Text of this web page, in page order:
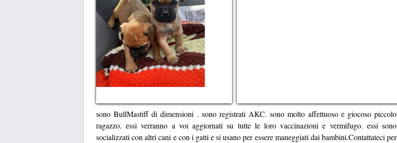
sono BullMastiff di dimensioni . sono registrati AKC. sono molto affettuoso e giocoso piccolo
ragazzo. essi verranno a voi aggiornati su tutte le loro vaccinazioni e vermifugo. essi sono
socializzati con altri cani e con i gatti e si usano per essere maneggiati dai bambini.Contattateci per